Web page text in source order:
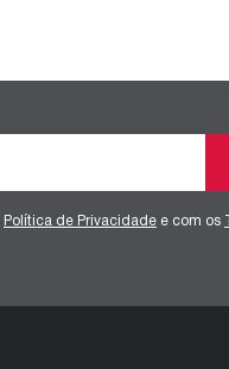
Política de Privacidade e com os